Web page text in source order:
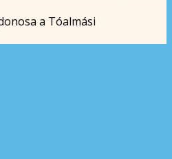
a Tóalmási